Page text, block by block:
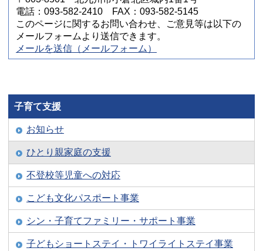
電話：093-582-2410 FAX：093-582-5145
このページに関するお問い合わせ、ご意見等は以下の
メールフォームより送信できます。
メールを送信（メールフォーム）
子育て支援
お知らせ
ひとり親家庭の支援
不登校等児童への対応
こども文化パスポート事業
シン・子育てファミリー・サポート事業
子どもショートステイ・トワイライトステイ事業